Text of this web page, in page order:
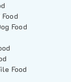
Food
Food